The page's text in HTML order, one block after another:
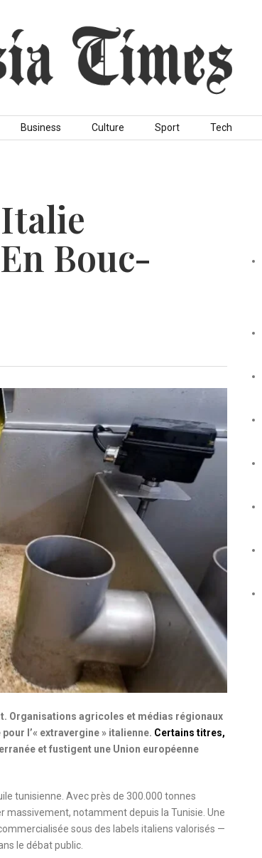
Business Culture Sport Tech
Bouc-
Organisations agricoles et médias régionaux
l’« extravergine » italienne. Certains titres,
et fustigent une Union européenne
tunisienne. Avec près de 300.000 tonnes
massivement, notamment depuis la Tunisie. Une
sous des labels italiens valorisés —
le débat public.